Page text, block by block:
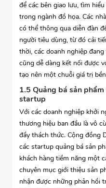
để các bên giao lưu, tìm
trong ngành đồ họa. Các
có thể thông qua diễn đàn
người tiêu dùng, từ đó cải
thời, các doanh nghiệp
cũng dễ dàng kết nối được
tạo nên một chuỗi giá trị
1.5 Quảng bá sản
startup
Với các doanh nghiệp khởi
thương hiệu ban đầu là vô
đầy thách thức. Cộng đồng
các startup quảng bá sản
khách hàng tiềm năng một
chuyên mục giới thiệu sản
nhận được những phản hồi